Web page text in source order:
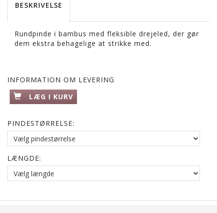
BESKRIVELSE
Rundpinde i bambus med fleksible drejeled, der gør
dem ekstra behagelige at strikke med.
INFORMATION OM LEVERING
LÆG I KURV
PINDESTØRRELSE:
LÆNGDE: